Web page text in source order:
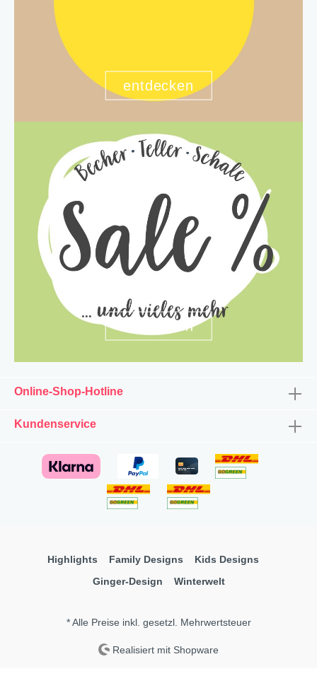
entdecken
entdecken
Online-Shop-Hotline
Kundenservice
Highlights Family Designs
Kids Designs
Ginger-Design
Winterwelt
* Alle Preise inkl. gesetzl. Mehrwertsteuer
Realisiert mit Shopware